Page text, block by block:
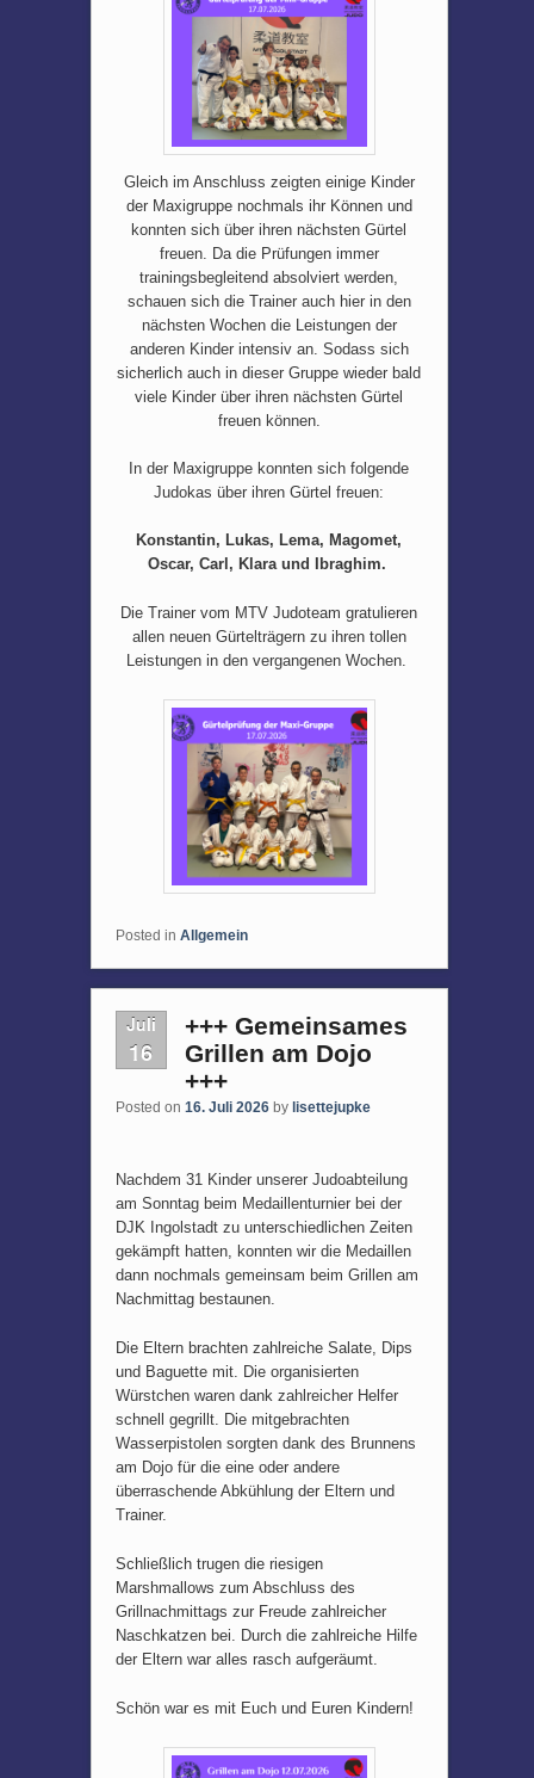
Gleich im Anschluss zeigten einige Kinder
der Maxigruppe nochmals ihr Können und
konnten sich über ihren nächsten Gürtel
freuen. Da die Prüfungen immer
trainingsbegleitend absolviert werden,
schauen sich die Trainer auch hier in den
nächsten Wochen die Leistungen der
anderen Kinder intensiv an. Sodass sich
sicherlich auch in dieser Gruppe wieder bald
viele Kinder über ihren nächsten Gürtel
freuen können.
In der Maxigruppe konnten sich folgende
Judokas über ihren Gürtel freuen:
Konstantin, Lukas, Lema, Magomet,
Oscar, Carl, Klara und Ibraghim.
Die Trainer vom MTV Judoteam gratulieren
allen neuen Gürtelträgern zu ihren tollen
Leistungen in den vergangenen Wochen.
Posted in Allgemein
Juli
16
+++ Gemeinsames
Grillen am Dojo
+++
Posted on 16. Juli 2026 by lisettejupke
Nachdem 31 Kinder unserer Judoabteilung
am Sonntag beim Medaillenturnier bei der
DJK Ingolstadt zu unterschiedlichen Zeiten
gekämpft hatten, konnten wir die Medaillen
dann nochmals gemeinsam beim Grillen am
Nachmittag bestaunen.
Die Eltern brachten zahlreiche Salate, Dips
und Baguette mit. Die organisierten
Würstchen waren dank zahlreicher Helfer
schnell gegrillt. Die mitgebrachten
Wasserpistolen sorgten dank des Brunnens
am Dojo für die eine oder andere
überraschende Abkühlung der Eltern und
Trainer.
Schließlich trugen die riesigen
Marshmallows zum Abschluss des
Grillnachmittags zur Freude zahlreicher
Naschkatzen bei. Durch die zahlreiche Hilfe
der Eltern war alles rasch aufgeräumt.
Schön war es mit Euch und Euren Kindern!